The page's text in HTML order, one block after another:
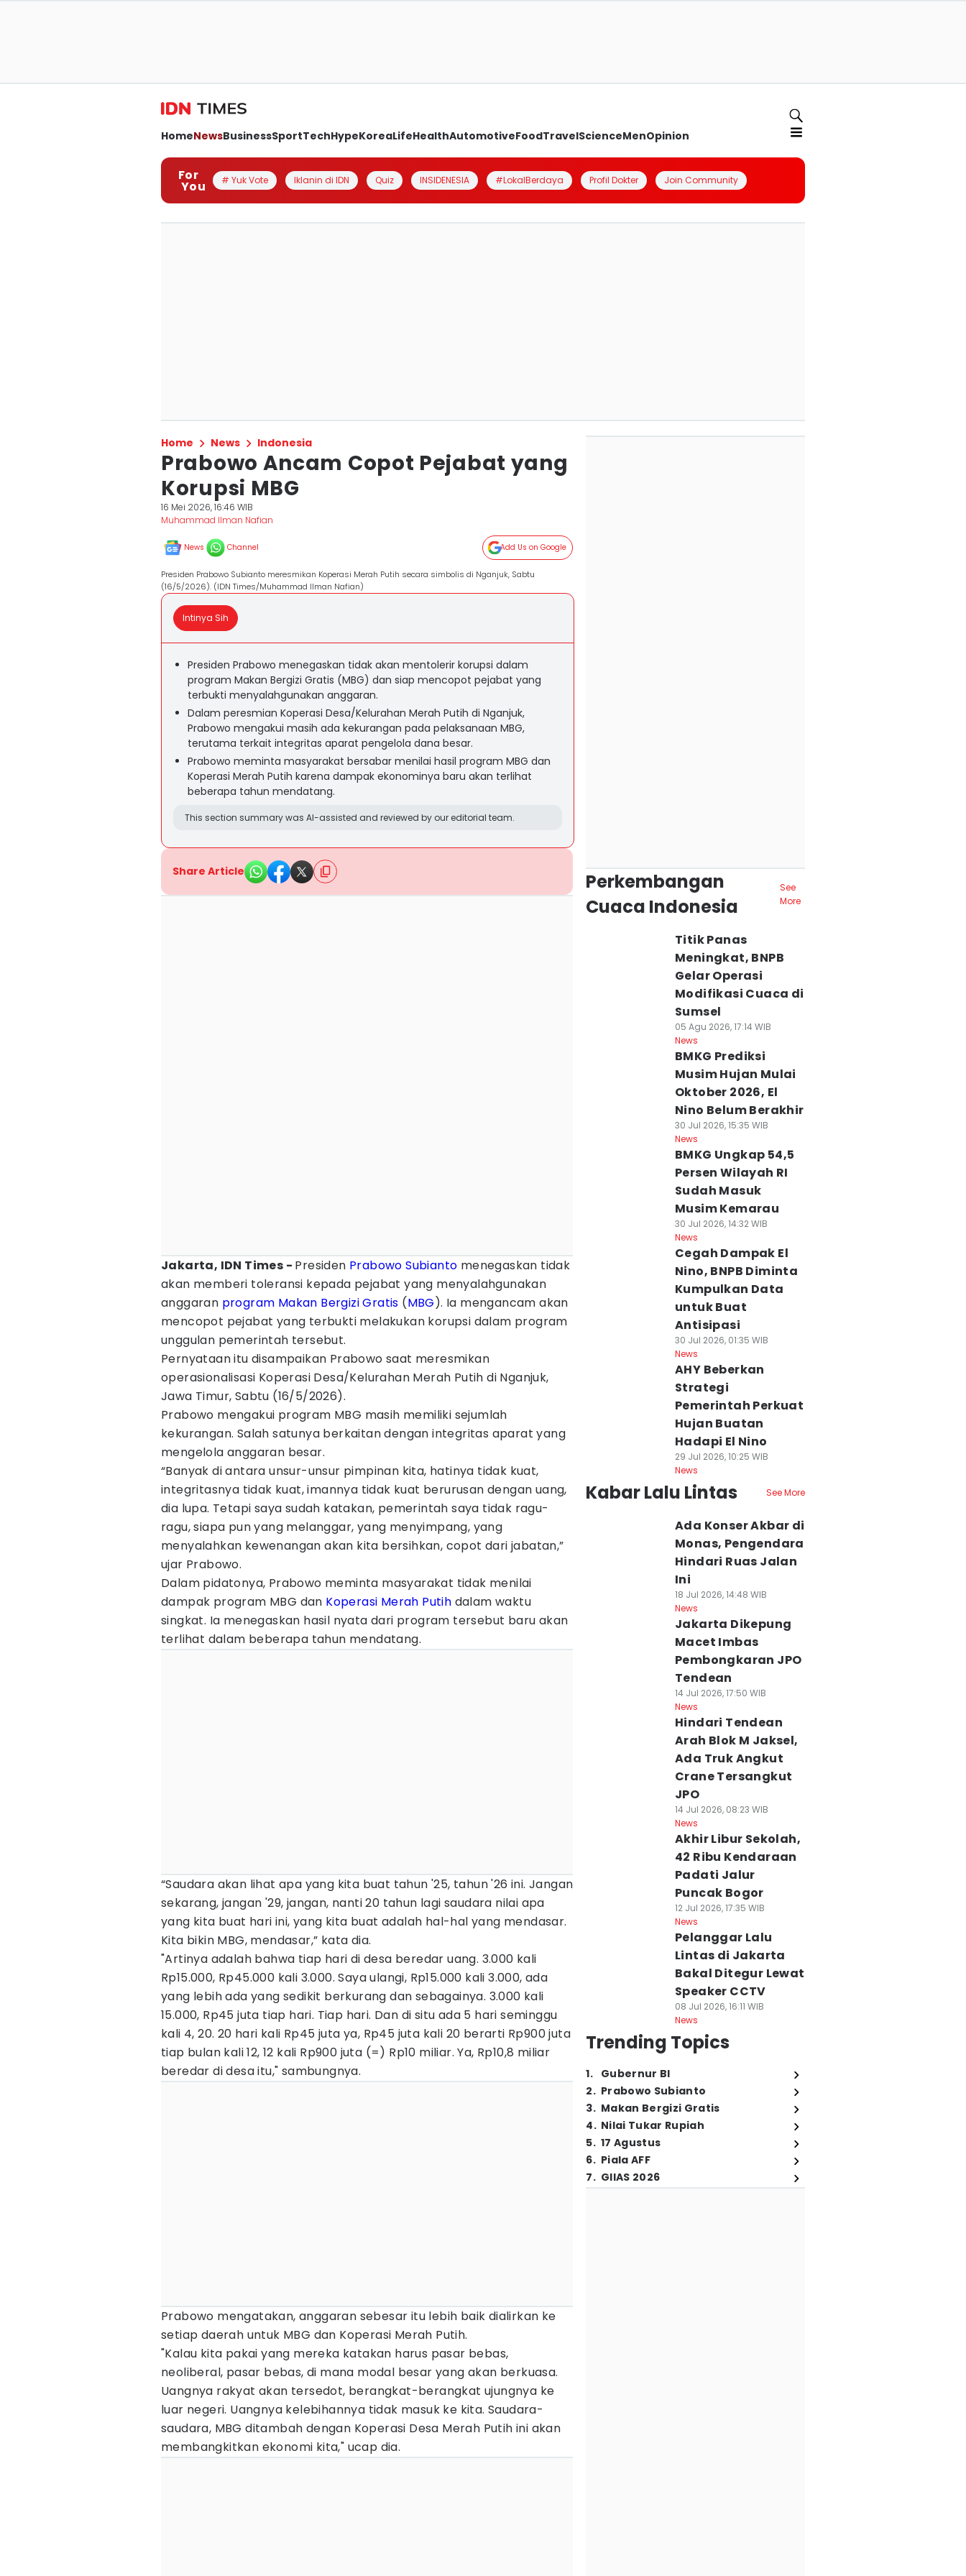
HomeNewsBusinessSportTechHypeKoreaLifeHealthAutomotiveFoodTravelScienceMenOpinion
For
You # Yuk Vote Iklanin di IDN Quiz INSIDENESIA #LokalBerdaya Profil Dokter Join Community
Home News Indonesia
Prabowo Ancam Copot Pejabat yang
Korupsi MBG
16 Mei 2026, 16:46 WIB
Muhammad Ilman Nafian
News Channel Add Us on Google
Presiden Prabowo Subianto meresmikan Koperasi Merah Putih secara simbolis di Nganjuk, Sabtu
(16/5/2026). (IDN Times/Muhammad Ilman Nafian)
Intinya Sih
Presiden Prabowo menegaskan tidak akan mentolerir korupsi dalam
program Makan Bergizi Gratis (MBG) dan siap mencopot pejabat yang
terbukti menyalahgunakan anggaran.
Dalam peresmian Koperasi Desa/Kelurahan Merah Putih di Nganjuk,
Prabowo mengakui masih ada kekurangan pada pelaksanaan MBG,
terutama terkait integritas aparat pengelola dana besar.
Prabowo meminta masyarakat bersabar menilai hasil program MBG dan
Koperasi Merah Putih karena dampak ekonominya baru akan terlihat
beberapa tahun mendatang.
This section summary was AI-assisted and reviewed by our editorial team.
Share Article
Jakarta, IDN Times - Presiden Prabowo Subianto menegaskan tidak
akan memberi toleransi kepada pejabat yang menyalahgunakan
anggaran program Makan Bergizi Gratis (MBG). Ia mengancam akan
mencopot pejabat yang terbukti melakukan korupsi dalam program
unggulan pemerintah tersebut.
Pernyataan itu disampaikan Prabowo saat meresmikan
operasionalisasi Koperasi Desa/Kelurahan Merah Putih di Nganjuk,
Jawa Timur, Sabtu (16/5/2026).
Prabowo mengakui program MBG masih memiliki sejumlah
kekurangan. Salah satunya berkaitan dengan integritas aparat yang
mengelola anggaran besar.
“Banyak di antara unsur-unsur pimpinan kita, hatinya tidak kuat,
integritasnya tidak kuat, imannya tidak kuat berurusan dengan uang,
dia lupa. Tetapi saya sudah katakan, pemerintah saya tidak ragu-
ragu, siapa pun yang melanggar, yang menyimpang, yang
menyalahkan kewenangan akan kita bersihkan, copot dari jabatan,”
ujar Prabowo.
Dalam pidatonya, Prabowo meminta masyarakat tidak menilai
dampak program MBG dan Koperasi Merah Putih dalam waktu
singkat. Ia menegaskan hasil nyata dari program tersebut baru akan
terlihat dalam beberapa tahun mendatang.
“Saudara akan lihat apa yang kita buat tahun '25, tahun '26 ini. Jangan
sekarang, jangan '29, jangan, nanti 20 tahun lagi saudara nilai apa
yang kita buat hari ini, yang kita buat adalah hal-hal yang mendasar.
Kita bikin MBG, mendasar,” kata dia.
"Artinya adalah bahwa tiap hari di desa beredar uang. 3.000 kali
Rp15.000, Rp45.000 kali 3.000. Saya ulangi, Rp15.000 kali 3.000, ada
yang lebih ada yang sedikit berkurang dan sebagainya. 3.000 kali
15.000, Rp45 juta tiap hari. Tiap hari. Dan di situ ada 5 hari seminggu
kali 4, 20. 20 hari kali Rp45 juta ya, Rp45 juta kali 20 berarti Rp900 juta
tiap bulan kali 12, 12 kali Rp900 juta (=) Rp10 miliar. Ya, Rp10,8 miliar
beredar di desa itu," sambungnya.
Prabowo mengatakan, anggaran sebesar itu lebih baik dialirkan ke
setiap daerah untuk MBG dan Koperasi Merah Putih.
"Kalau kita pakai yang mereka katakan harus pasar bebas,
neoliberal, pasar bebas, di mana modal besar yang akan berkuasa.
Uangnya rakyat akan tersedot, berangkat-berangkat ujungnya ke
luar negeri. Uangnya kelebihannya tidak masuk ke kita. Saudara-
saudara, MBG ditambah dengan Koperasi Desa Merah Putih ini akan
membangkitkan ekonomi kita," ucap dia.
Perkembangan
Cuaca Indonesia
See
More
Titik Panas
Meningkat, BNPB
Gelar Operasi
Modifikasi Cuaca di
Sumsel
05 Agu 2026, 17:14 WIB
News
BMKG Prediksi
Musim Hujan Mulai
Oktober 2026, El
Nino Belum Berakhir
30 Jul 2026, 15:35 WIB
News
BMKG Ungkap 54,5
Persen Wilayah RI
Sudah Masuk
Musim Kemarau
30 Jul 2026, 14:32 WIB
News
Cegah Dampak El
Nino, BNPB Diminta
Kumpulkan Data
untuk Buat
Antisipasi
30 Jul 2026, 01:35 WIB
News
AHY Beberkan
Strategi
Pemerintah Perkuat
Hujan Buatan
Hadapi El Nino
29 Jul 2026, 10:25 WIB
News
Kabar Lalu Lintas See More
Ada Konser Akbar di
Monas, Pengendara
Hindari Ruas Jalan
Ini
18 Jul 2026, 14:48 WIB
News
Jakarta Dikepung
Macet Imbas
Pembongkaran JPO
Tendean
14 Jul 2026, 17:50 WIB
News
Hindari Tendean
Arah Blok M Jaksel,
Ada Truk Angkut
Crane Tersangkut
JPO
14 Jul 2026, 08:23 WIB
News
Akhir Libur Sekolah,
42 Ribu Kendaraan
Padati Jalur
Puncak Bogor
12 Jul 2026, 17:35 WIB
News
Pelanggar Lalu
Lintas di Jakarta
Bakal Ditegur Lewat
Speaker CCTV
08 Jul 2026, 16:11 WIB
News
Trending Topics
1. Gubernur BI
2. Prabowo Subianto
3. Makan Bergizi Gratis
4. Nilai Tukar Rupiah
5. 17 Agustus
6. Piala AFF
7. GIIAS 2026